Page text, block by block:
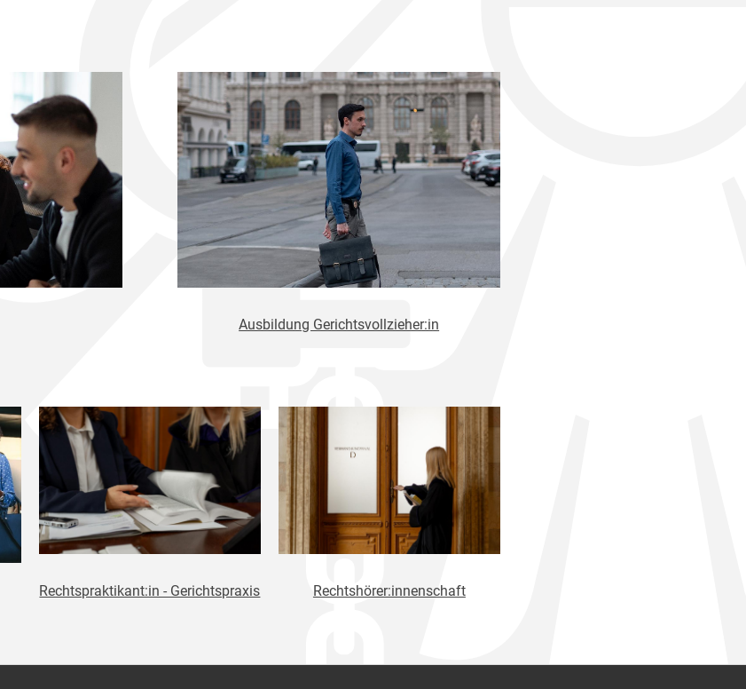
Ausbildung Gerichtsvollzieher:in
Rechtspraktikant:in - Gerichtspraxis Rechtshörer:innenschaft